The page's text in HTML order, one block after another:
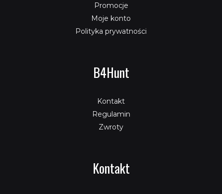
Promocje
Moje konto
Polityka prywatności
B4Hunt
Kontakt
Regulamin
Zwroty
Kontakt